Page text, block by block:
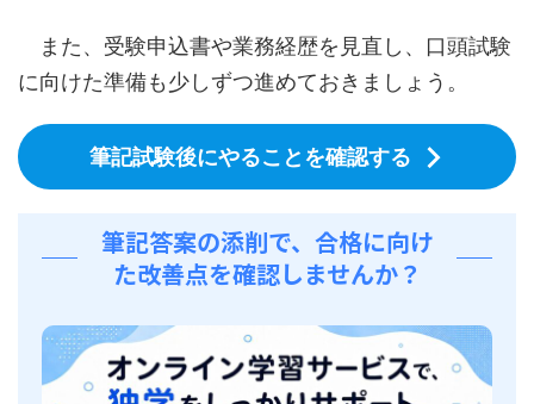
また、受験申込書や業務経歴を見直し、口頭試験
に向けた準備も少しずつ進めておきましょう。
筆記試験後にやることを確認する
筆記答案の添削で、合格に向け
た改善点を確認しませんか？